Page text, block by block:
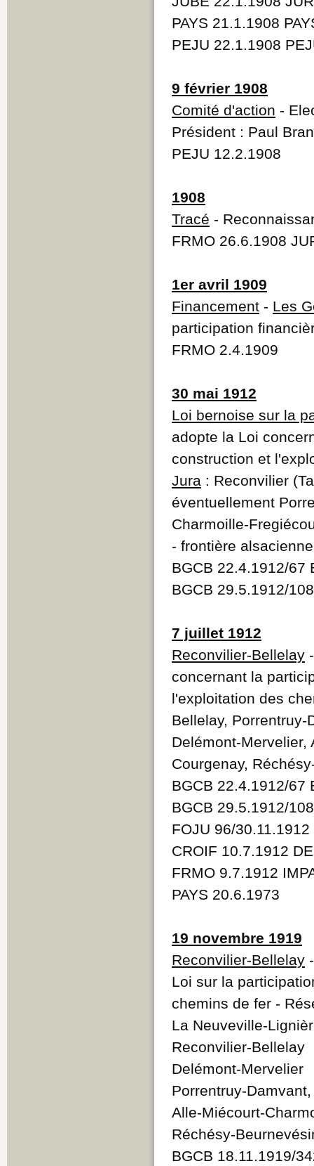
PAYS 21.1.1908
PEJU 22.1.1908
9 février 1908
Comité d'action -
Président : Paul
PEJU 12.2.1908
1908
Tracé -
FRMO 26.6.1908
1er avril 1909
Financement - Les
participation
FRMO 2.4.1909
30 mai 1912
Loi bernoise sur la
adopte la Loi
construction et
Jura : Reconvilier
éventuellement
Charmoille-
- frontière alsacienne
BGCB 22.4.1912/67
BGCB 29.5.1912/
7 juillet 1912
Reconvilier-Bellelay
concernant la
l'exploitation des
Bellelay,
Delémont-Mervelier,
Courgenay,
BGCB 22.4.1912/67
BGCB 29.5.1912/
FOJU 96/30.11.1912
CROIF 10.7.1912
FRMO 9.7.1912
PAYS 20.6.1973
19 novembre 1919
Reconvilier-Bellelay
Loi sur la
chemins de fer -
La Neuveville-
Reconvilier-Bellelay
Delémont-Mervelier
Porrentruy-
Alle-Miécourt-
Réchésy-
BGCB 18.11.1919/